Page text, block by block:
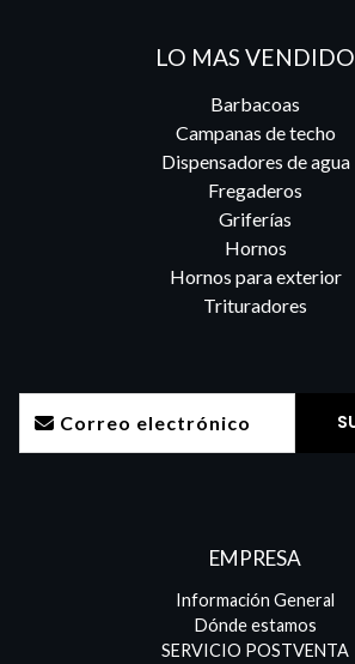
LO MAS VENDIDO
Barbacoas
Campanas de techo
Dispensadores de agua
Fregaderos
Griferías
Hornos
Hornos para exterior
Trituradores
EMPRESA
Información General
Dónde estamos
SERVICIO POSTVENTA